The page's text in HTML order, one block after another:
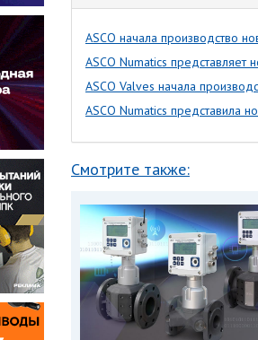
ASCO начала производство
ASCO Numatics
ASCO Valves начала
ASCO Numatics представила
Смотрите также: